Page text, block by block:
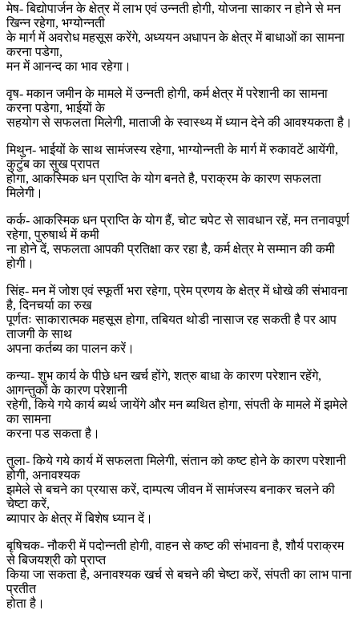
मेष- बिद्योपार्जन के क्षेत्र में लाभ एवं उन्नती होगी, योजना साकार न होने से मन
खिन्न रहेगा, भग्योन्नती
के मार्ग में अवरोध महसूस करेंगे, अध्ययन अधापन के क्षेत्र में बाधाओं का सामना
करना पडेगा,
मन में आनन्द का भाव रहेगा।
वृष- मकान जमीन के मामले में उन्नती होगी, कर्म क्षेत्र में परेशानी का सामना
करना पडेगा, भाईयों के
सहयोग से सफलता मिलेगी, माताजी के स्वास्थ्य में ध्यान देने की आवश्यकता है।
मिथुन- भाईयों के साथ सामंजस्य रहेगा, भाग्योन्नती के मार्ग में रुकावटें आयेंगी,
कुटुंब का सुख प्रापत
होगा, आकस्मिक धन प्राप्ति के योग बनते है, पराक्रम के कारण सफलता
मिलेगी।
कर्क- आकस्मिक धन प्राप्ति के योग हैं, चोट चपेट से सावधान रहें, मन तनावपूर्ण
रहेगा, पुरुषार्थ में कमी
ना होने दें, सफलता आपकी प्रतिक्षा कर रहा है, कर्म क्षेत्र मे सम्मान की कमी
होगी।
सिंह- मन में जोश एवं स्फूर्ती भरा रहेगा, प्रेम प्रणय के क्षेत्र में धोखे की संभावना
है, दिनचर्या का रुख
पूर्णतः साकारात्मक महसूस होगा, तबियत थोडी नासाज रह सकती है पर आप
ताजगी के साथ
अपना कर्तब्य का पालन करें।
कन्या- शुभ कार्य के पीछे धन खर्च होंगे, शत्रु बाधा के कारण परेशान रहेंगे,
आगन्तुकों के कारण परेशानी
रहेगी, किये गये कार्य ब्यर्थ जायेंगे और मन ब्यथित होगा, संपती के मामले में झमेले
का सामना
करना पड सकता है।
तुला- किये गये कार्य में सफलता मिलेगी, संतान को कष्ट होने के कारण परेशानी
होगी, अनावश्यक
झमेले से बचने का प्रयास करें, दाम्पत्य जीवन में सामंजस्य बनाकर चलने की
चेष्टा करें,
ब्यापार के क्षेत्र में बिशेष ध्यान दें।
बृषिचक- नौकरी में पदोन्नती होगी, वाहन से कष्ट की संभावना है, शौर्य पराक्रम
से बिजयश्री को प्राप्त
किया जा सकता है, अनावश्यक खर्च से बचने की चेष्टा करें, संपती का लाभ पाना
प्रतीत
होता है।